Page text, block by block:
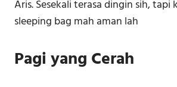
Aris. Sesekali terasa dingin sih, tapi
sleeping bag mah aman lah
Pagi yang Cerah